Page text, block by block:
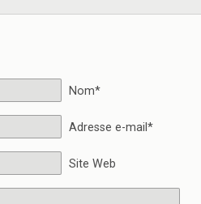
Nom*
Adresse e-mail*
Site Web